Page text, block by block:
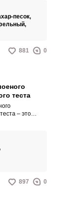
вкусовыми
Такая
станет для
либо
песок,
881 0
теста
– это
к столу
горячими
897 0